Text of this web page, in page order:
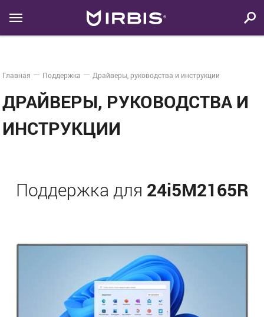
Главная Поддержка Драйверы, руководства и инструкции
ДРАЙВЕРЫ, РУКОВОДСТВА И
ИНСТРУКЦИИ
Поддержка для 24i5M2165R